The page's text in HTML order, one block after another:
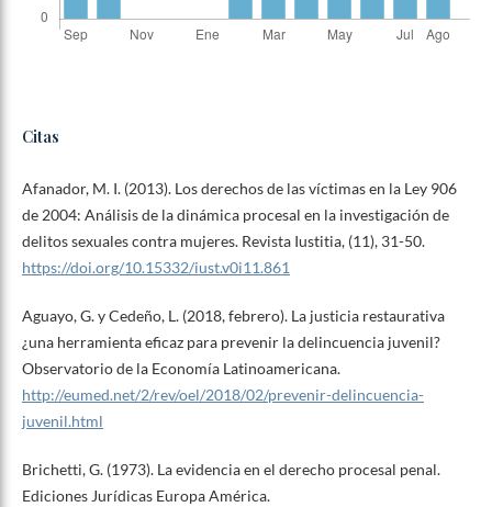
Citas
Afanador, M. I. (2013). Los derechos de las víctimas en la Ley 906
de 2004: Análisis de la dinámica procesal en la investigación de
delitos sexuales contra mujeres. Revista Iustitia, (11), 31-50.
https://doi.org/10.15332/iust.v0i11.861
Aguayo, G. y Cedeño, L. (2018, febrero). La justicia restaurativa
¿una herramienta eficaz para prevenir la delincuencia juvenil?
Observatorio de la Economía Latinoamericana.
http://eumed.net/2/rev/oel/2018/02/prevenir-delincuencia-
juvenil.html
Brichetti, G. (1973). La evidencia en el derecho procesal penal.
Ediciones Jurídicas Europa América.